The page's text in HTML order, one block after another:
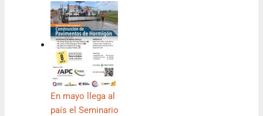
En mayo llega al
país el Seminario